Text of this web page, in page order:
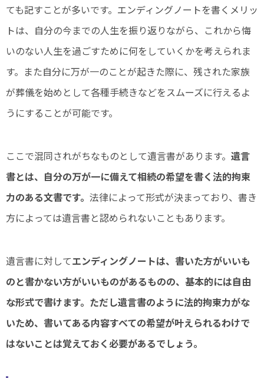
ても記すことが多いです。エンディングノートを書くメリッ
トは、自分の今までの人生を振り返りながら、これから悔
いのない人生を過ごすために何をしていくかを考えられま
す。また自分に万が一のことが起きた際に、残された家族
が葬儀を始めとして各種手続きなどをスムーズに行えるよ
うにすることが可能です。
ここで混同されがちなものとして遺言書があります。 遺言
書とは、自分の万が一に備えて相続の希望を書く法的拘束
力のある文書です。 法律によって形式が決まっており、書き
方によっては遺言書と認められないこともあります。
遺言書に対してエンディングノートは、書いた方がいいも
のと書かない方がいいものがあるものの、基本的には自由
な形式で書けます。ただし遺言書のように法的拘束力がな
いため、書いてある内容すべての希望が叶えられるわけで
はないことは覚えておく必要があるでしょう。